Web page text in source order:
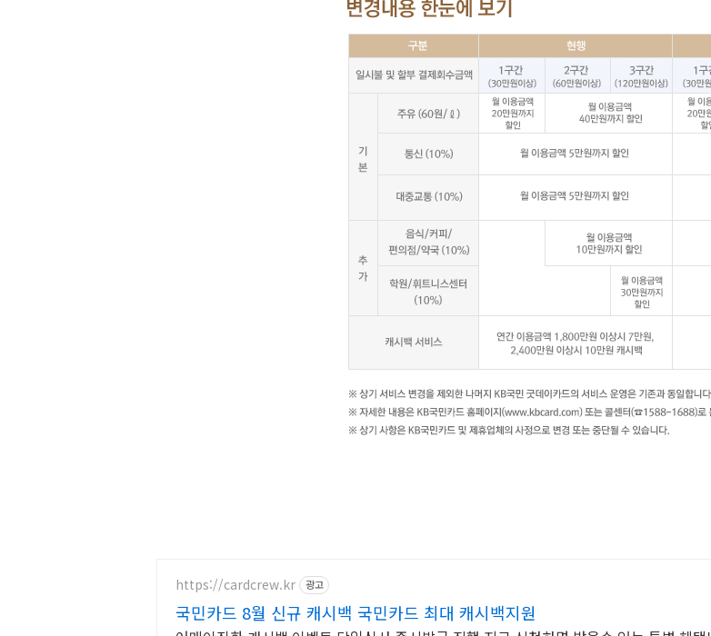
https://cardcrew.kr 광고
국민카드 8월 신규 캐시백 국민카드 최대 캐시백지원